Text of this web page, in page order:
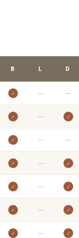
B L D
✓ — —
✓ — ✓
✓ — —
✓ — ✓
✓ — ✓
✓ — ✓
✓ — ✓